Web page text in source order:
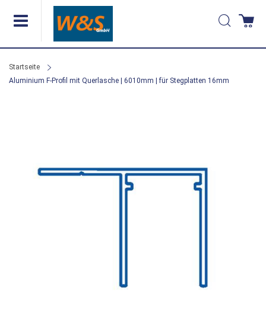
Inhalt
Suche
Startseite
Aluminium F-Profil mit Querlasche | 6010mm | für Stegplatten 16mm